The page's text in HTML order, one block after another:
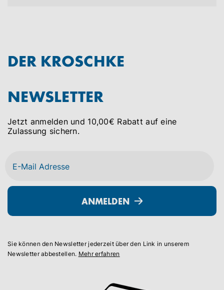
DER KROSCHKE
NEWSLETTER
Jetzt anmelden und 10,00€ Rabatt auf eine
Zulassung sichern.
ANMELDEN
Sie können den Newsletter jederzeit über den Link in unserem
Newsletter abbestellen. Mehr erfahren